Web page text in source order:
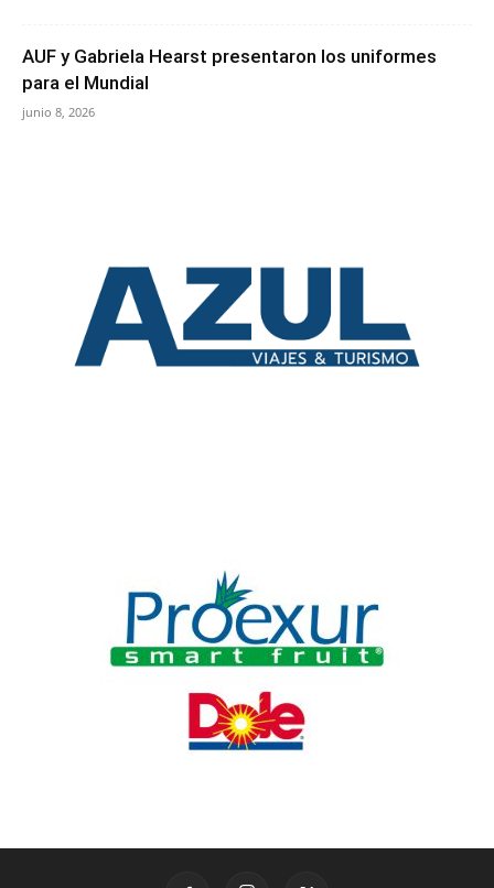
AUF y Gabriela Hearst presentaron los uniformes
para el Mundial
junio 8, 2026